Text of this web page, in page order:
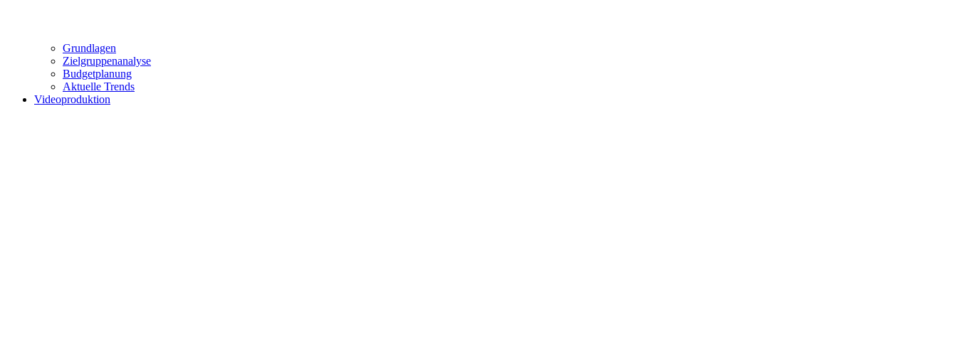
Grundlagen
Zielgruppenanalyse
Budgetplanung
Aktuelle Trends
Videoproduktion